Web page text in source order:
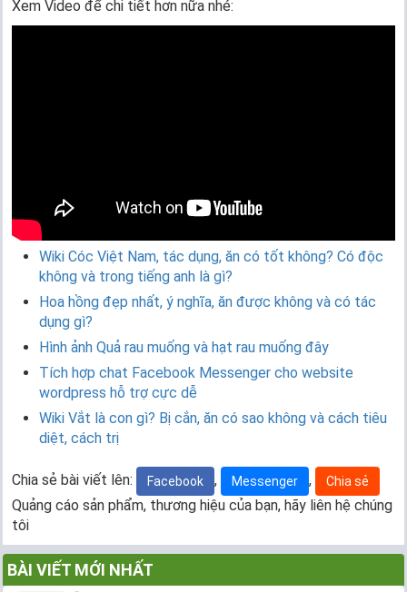
Xem Video để chi tiết hơn nữa nhé:
Wiki Cóc Việt Nam, tác dụng, ăn có tốt không? Có độc
không và trong tiếng anh là gì?
Hoa hồng đẹp nhất, ý nghĩa, ăn được không và có tác
dụng gì?
Hình ảnh Quả rau muống và hạt rau muống đây
Tích hợp chat Facebook Messenger cho website
wordpress hỗ trợ cực dễ
Wiki Vắt là con gì? Bị cắn, ăn có sao không và cách tiêu
diệt, cách trị
Chia sẻ bài viết lên: Facebook , Messenger , Chia sẻ
Quảng cáo sản phẩm, thương hiệu của bạn, hãy liên hệ chúng
tôi
BÀI VIẾT MỚI NHẤT